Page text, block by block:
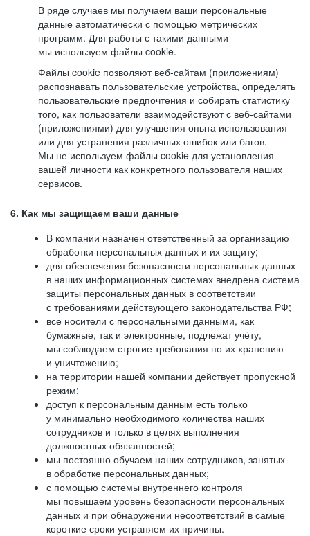
В ряде случаев мы получаем ваши персональные
данные автоматически с помощью метрических
программ. Для работы с такими данными
мы используем файлы cookie.
Файлы cookie позволяют веб-сайтам (приложениям)
распознавать пользовательские устройства, определять
пользовательские предпочтения и собирать статистику
того, как пользователи взаимодействуют с веб-сайтами
(приложениями) для улучшения опыта использования
или для устранения различных ошибок или багов.
Мы не используем файлы cookie для установления
вашей личности как конкретного пользователя наших
сервисов.
6. Как мы защищаем ваши данные
В компании назначен ответственный за организацию
обработки персональных данных и их защиту;
для обеспечения безопасности персональных данных
в наших информационных системах внедрена система
защиты персональных данных в соответствии
с требованиями действующего законодательства РФ;
все носители с персональными данными, как
бумажные, так и электронные, подлежат учёту,
мы соблюдаем строгие требования по их хранению
и уничтожению;
на территории нашей компании действует пропускной
режим;
доступ к персональным данным есть только
у минимально необходимого количества наших
сотрудников и только в целях выполнения
должностных обязанностей;
мы постоянно обучаем наших сотрудников, занятых
в обработке персональных данных;
с помощью системы внутреннего контроля
мы повышаем уровень безопасности персональных
данных и при обнаружении несоответствий в самые
короткие сроки устраняем их причины.